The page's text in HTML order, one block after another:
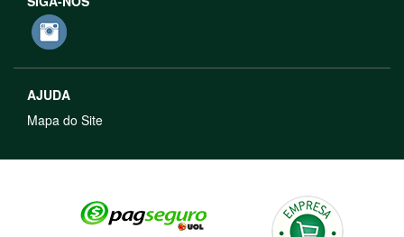
AJUDA
Mapa do Site